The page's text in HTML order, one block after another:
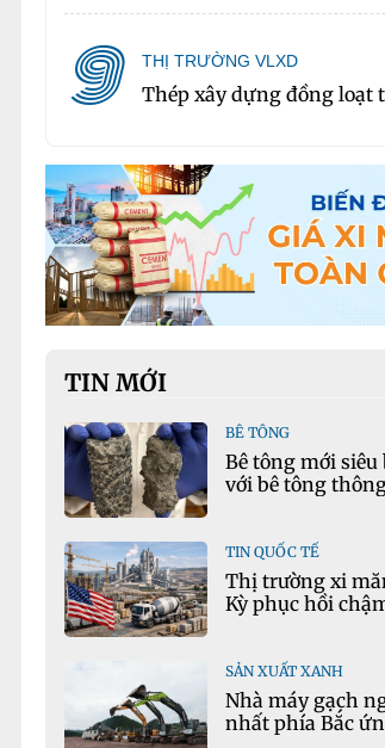
9 THỊ TRƯỜNG VLXD
Thép xây dựng đồng loạt
TIN MỚI
BÊ TÔNG
Bê tông mới siêu
với bê tông
TIN QUỐC TẾ
Thị trường xi
Kỳ phục hồi
SẢN XUẤT XANH
Nhà máy gạch
nhất phía Bắc